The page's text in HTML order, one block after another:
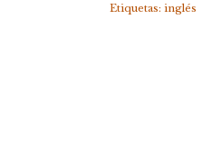
Etiquetas:inglés